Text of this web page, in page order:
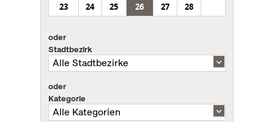
23
24 25 26 27 28
oder
Stadtbezirk
oder
Kategorie